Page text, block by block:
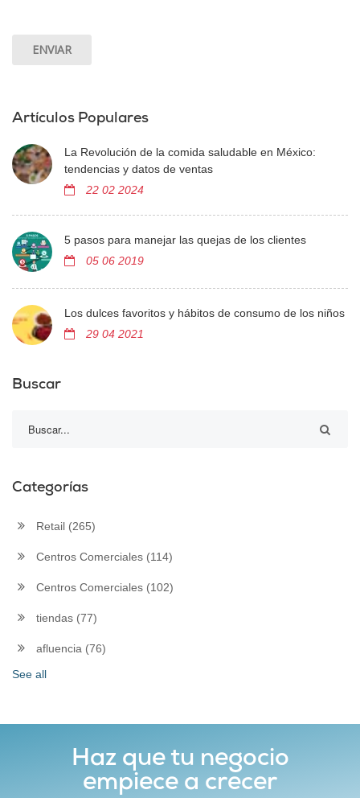
Artículos Populares
La Revolución de la comida saludable en México:
tendencias y datos de ventas
22 02 2024
5 pasos para manejar las quejas de los clientes
05 06 2019
Los dulces favoritos y hábitos de consumo de los niños
29 04 2021
Buscar
Categorías
Retail (265)
Centros Comerciales (114)
Centros Comerciales (102)
tiendas (77)
afluencia (76)
See all
Haz que tu negocio
empiece a crecer